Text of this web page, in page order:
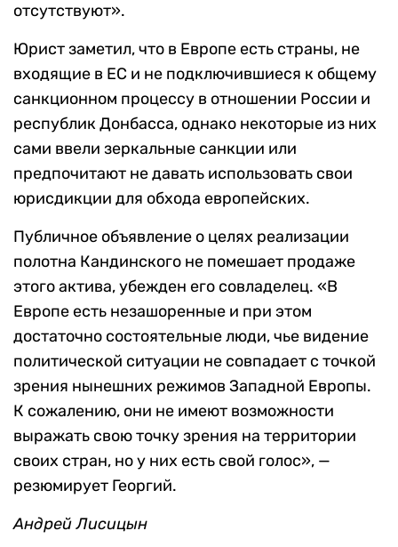
отсутствуют».
Юрист заметил, что в Европе есть страны, не
входящие в ЕС и не подключившиеся к общему
санкционном процессу в отношении России и
республик Донбасса, однако некоторые из них
сами ввели зеркальные санкции или
предпочитают не давать использовать свои
юрисдикции для обхода европейских.
Публичное объявление о целях реализации
полотна Кандинского не помешает продаже
этого актива, убежден его совладелец. «В
Европе есть незашоренные и при этом
достаточно состоятельные люди, чье видение
политической ситуации не совпадает с точкой
зрения нынешних режимов Западной Европы.
К сожалению, они не имеют возможности
выражать свою точку зрения на территории
своих стран, но у них есть свой голос», —
резюмирует Георгий.
Андрей Лисицын